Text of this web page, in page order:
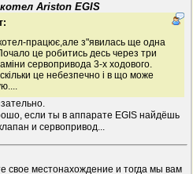
Ariston EGIS
працює,але з"явилась ще одна
це робитись десь через три
сервопривода 3-х ходового.
це небезпечно і в що може
если ты в аппарате EGIS найдёшь
и сервопривод...
свое местонахождение и тогда мы вам